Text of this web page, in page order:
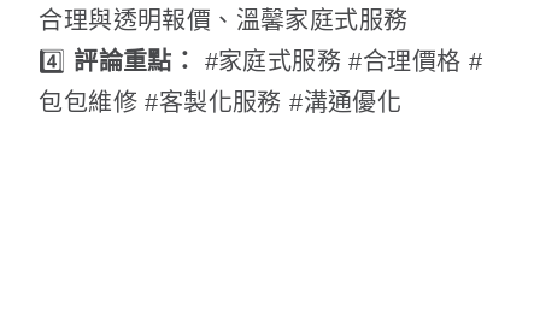
合理與透明報價、溫馨家庭式服務
4️⃣ 評論重點：
#家庭式服務 #合理價格 #
包包維修 #客製化服務 #溝通優化